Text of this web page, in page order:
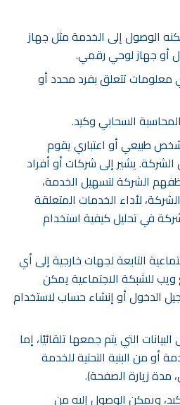
الوصول إلى الخدمة مثل جهاز
أو جهاز لوحي رقمي.
معلومات تتعلق بفرد محدد أو
السحابي وكيد.
طبيعي أو اعتباري يقوم
الشركة. يشير إلى شركات أو أفراد
الشركة لتسهيل الخدمة،
لأداء الخدمات المتعلقة
في تحليل كيفية استخدام
التابعة لجهات خارجية إلى أي
للشبكة الاجتماعية يمكن
الدخول أو إنشاء حساب لاستخدام
التي يتم جمعها تلقائيًا، إما
أو من البنية التحتية للخدمة
مدة زيارة الصفحة).
ويمكن الوصول إليه من